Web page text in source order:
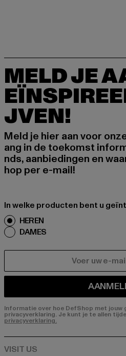
MELD JE
JVEN!
Meld je hier aan voor
ang in de toekomst
nds, aanbiedingen en
hop per e-mail!
In welke producten bent u
HEREN
DAMES
Informatie over hoe DefShop met jouw
privacyverklaring. Je kunt je te allen
privacyverklaring.